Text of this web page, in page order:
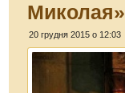
Миколая»
20 грудня 2015 о 12:03